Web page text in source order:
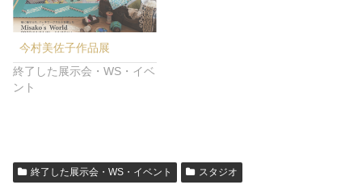
今村美佐子作品展
終了した展示会・WS・イベ
ント
終了した展示会・WS・イベント スタジオ